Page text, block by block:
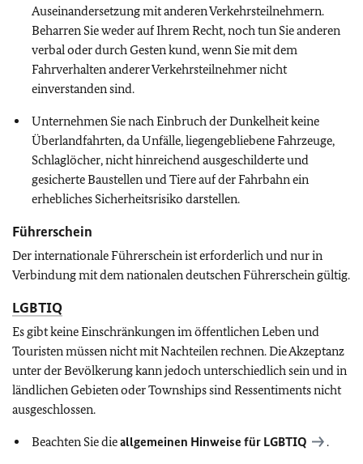
Auseinandersetzung mit anderen Verkehrsteilnehmern.
Beharren Sie weder auf Ihrem Recht, noch tun Sie anderen
verbal oder durch Gesten kund, wenn Sie mit dem
Fahrverhalten anderer Verkehrsteilnehmer nicht
einverstanden sind.
Unternehmen Sie nach Einbruch der Dunkelheit keine
Überlandfahrten, da Unfälle, liegengebliebene Fahrzeuge,
Schlaglöcher, nicht hinreichend ausgeschilderte und
gesicherte Baustellen und Tiere auf der Fahrbahn ein
erhebliches Sicherheitsrisiko darstellen.
Führerschein
Der internationale Führerschein ist erforderlich und nur in
Verbindung mit dem nationalen deutschen Führerschein gültig.
LGBTIQ
Es gibt keine Einschränkungen im öffentlichen Leben und
Touristen müssen nicht mit Nachteilen rechnen. Die Akzeptanz
unter der Bevölkerung kann jedoch unterschiedlich sein und in
ländlichen Gebieten oder Townships sind Ressentiments nicht
ausgeschlossen.
Beachten Sie dieallgemeinen Hinweise für LGBTIQ .